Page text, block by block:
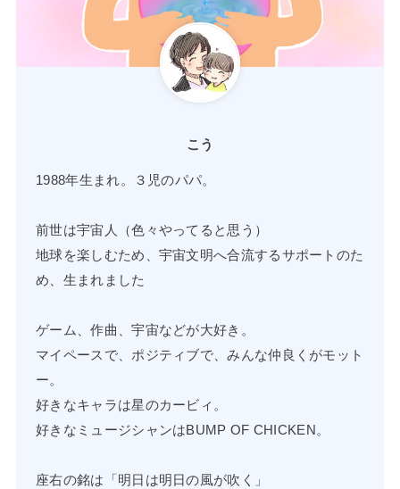
こう
1988年生まれ。３児のパパ。
前世は宇宙人（色々やってると思う）
地球を楽しむため、宇宙文明へ合流するサポートのた
め、生まれました
ゲーム、作曲、宇宙などが大好き。
マイペースで、ポジティブで、みんな仲良くがモット
ー。
好きなキャラは星のカービィ。
好きなミュージシャンはBUMP OF CHICKEN。
座右の銘は「明日は明日の風が吹く」